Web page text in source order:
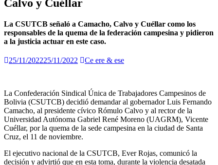
Calvo y Cuéllar
La CSUTCB señaló a Camacho, Calvo y Cuéllar como los
responsables de la quema de la federación campesina y pidieron
a la justicia actuar en este caso.
25/11/202225/11/2022 Ce ere & ese
La Confederación Sindical Única de Trabajadores Campesinos de
Bolivia (CSUTCB) decidió demandar al gobernador Luis Fernando
Camacho, al presidente cívico Rómulo Calvo y al rector de la
Universidad Autónoma Gabriel René Moreno (UAGRM), Vicente
Cuéllar, por la quema de la sede campesina en la ciudad de Santa
Cruz, el 11 de noviembre.
El ejecutivo nacional de la CSUTCB, Ever Rojas, comunicó la
decisión y advirtió que en esta toma, durante la violencia desatada